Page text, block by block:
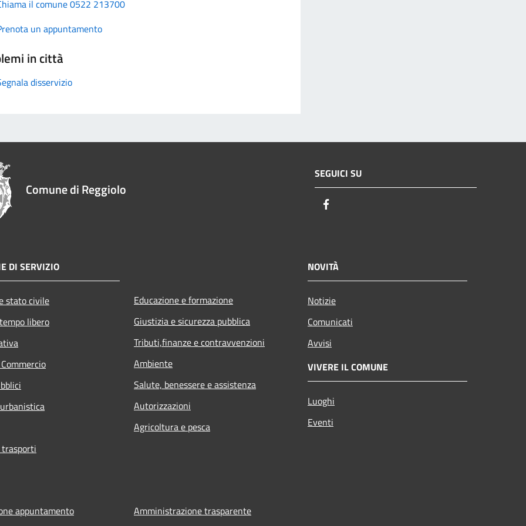
il comune 0522 213700
un appuntamento
in città
disservizio
Comune di Reggiolo
SEGUICI SU
DI SERVIZIO
stato civile
libero
Educazione e formazione
Giustizia e sicurezza pubblica
Tributi,finanze e contravvenzioni
Ambiente
Salute, benessere e assistenza
Autorizzazioni
Agricoltura e pesca
NOVITÀ
Notizie
Comunicati
Avvisi
VIVERE IL COMUNE
Luoghi
Eventi
appuntamento
Amministrazione trasparente